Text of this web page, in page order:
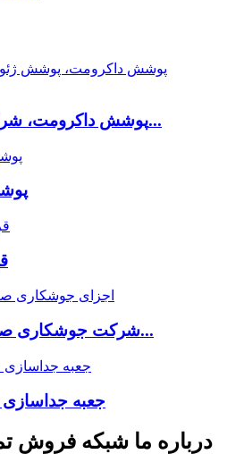
پوشش داکرومت، شرکت ژئومت...
شرکت جوشکاری صنایع سنگین...
جعبه
درباره ما شبکه فروش